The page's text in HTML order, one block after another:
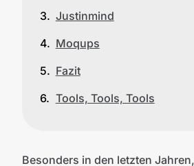
Justinmind
Moqups
Fazit
Tools, Tools, Tools
Besonders in den letzten